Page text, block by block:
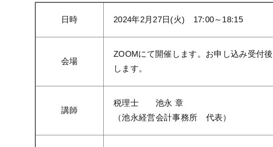
日時 2024年2月27日(火) 17:00～18:15
会場
ZOOMにて開催します。お申し込み受付
します。
講師
税理士 池永 章
（池永経営会計事務所 代表）